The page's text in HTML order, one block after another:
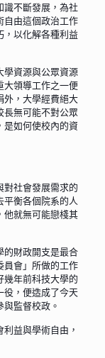
識不斷發展，為社
自由這個政治工作
，以化解各種利益
學資源與公眾資源
大領導工作之一便
外，大學經費絕大
長無可能不對公眾
是如何使校內的資
對社會發展需求的
衡各個院系的人
他就無可能戀棧其
的財政開支是最合
員會」所做的工作
幾年前科技大學的
役，便造成了今天
監督校政。
益與學術自由，